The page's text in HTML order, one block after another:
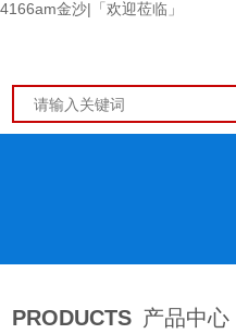
4166am金沙|「欢迎莅临」
PRODUCTS 产品中心